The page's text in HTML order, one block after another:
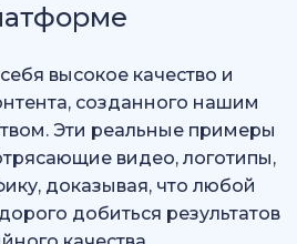
высокое качество и
созданного нашим
Эти реальные примеры
видео, логотипы,
доказывая, что любой
добиться результатов